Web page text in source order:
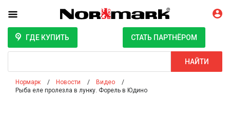
ГДЕ КУПИТЬ СТАТЬ ПАРТНЁРОМ
НАЙТИ
Нормарк Новости
Видео
Рыба еле пролезла в лунку. Форель в Юдино